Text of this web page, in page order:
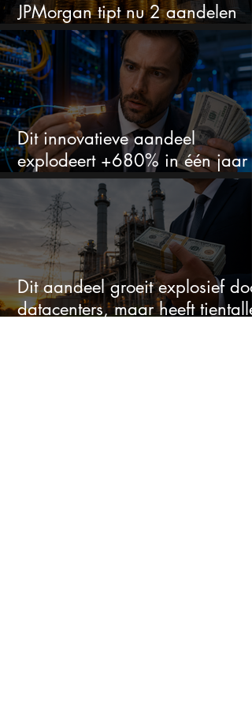
JPMorgan tipt nu 2 aandelen
voor augustus
Dit innovatieve aandeel
explodeert +680% in één jaar
en blijft maar stijgen
Dit aandeel groeit explosief
datacenters, maar heeft